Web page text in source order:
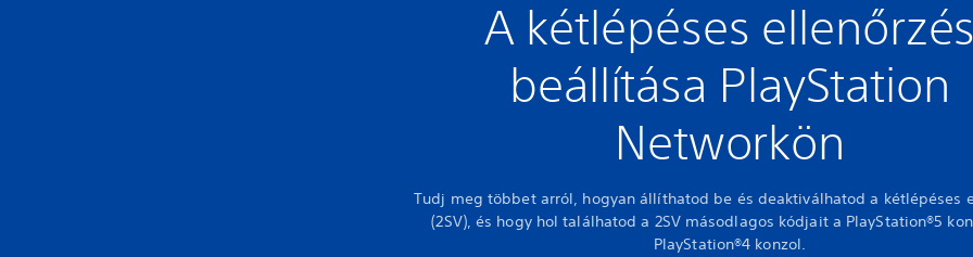
A kétlépéses ellenőrzés
beállítása PlayStation
Networkön
Tudj meg többet arról, hogyan állíthatod be és deaktiválhatod a kétlépéses
(2SV), és hogy hol találhatod a 2SV másodlagos kódjait a PlayStation®5
PlayStation®4 konzol.